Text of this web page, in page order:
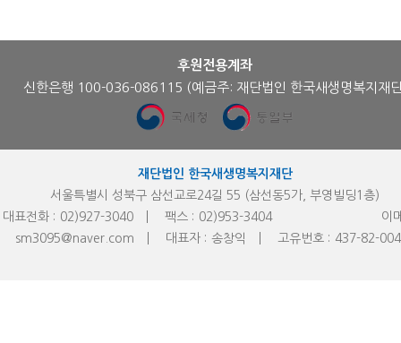
후원전용계좌
신한은행 100-036-086115 (예금주: 재단법인 한국새생명복지재
재단법인 한국새생명복지재단
서울특별시 성북구 삼선교로24길 55 (삼선동5가, 부영빌딩1층)
대표전화 : 02)927-3040 팩스 : 02)953-3404
이
sm3095@naver.com
대표자 : 송창익 고유번호 : 437-82-